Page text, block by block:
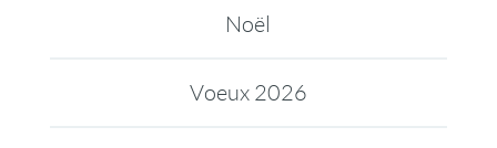
Noël
Voeux 2026